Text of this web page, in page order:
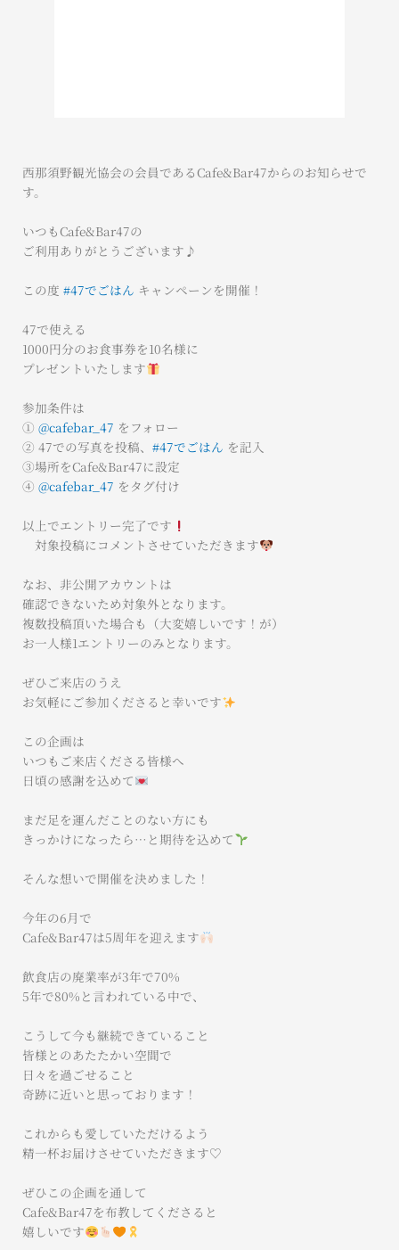
西那須野観光協会の会員であるCafe&Bar47からのお知らせで
す。
いつもCafe&Bar47の
ご利用ありがとうございます♪
この度 #47でごはん キャンペーンを開催！
47で使える
1000円分のお食事券を10名様に
プレゼントいたします
参加条件は
① @cafebar_47 をフォロー
② 47での写真を投稿、 #47でごはん を記入
③場所をCafe&Bar47に設定
④ @cafebar_47 をタグ付け
以上でエントリー完了です
対象投稿にコメントさせていただきます
なお、非公開アカウントは
確認できないため対象外となります。
複数投稿頂いた場合も（大変嬉しいです！が）
お一人様1エントリーのみとなります。
ぜひご来店のうえ
お気軽にご参加くださると幸いです
この企画は
いつもご来店くださる皆様へ
日頃の感謝を込めて
まだ足を運んだことのない方にも
きっかけになったら…と期待を込めて
そんな想いで開催を決めました！
今年の6月で
Cafe&Bar47は5周年を迎えます
飲食店の廃業率が3年で70%
5年で80%と言われている中で、
こうして今も継続できていること
皆様とのあたたかい空間で
日々を過ごせること
奇跡に近いと思っております！
これからも愛していただけるよう
精一杯お届けさせていただきます♡
ぜひこの企画を通して
Cafe&Bar47を布教してくださると
嬉しいです